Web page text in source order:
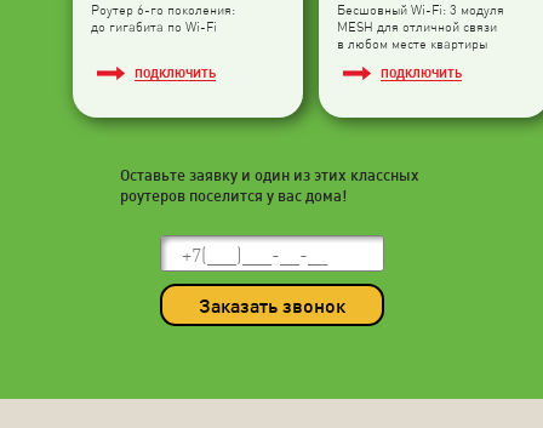
Роутер 6-го поколения:
до гигабита по Wi-Fi
ПОДКЛЮЧИТЬ
Бесшовный Wi-Fi: 3 модуля
МESH для отличной связи
в любом месте квартиры
ПОДКЛЮЧИТЬ
Оставьте заявку и один из этих классных
роутеров поселится у вас дома!
Заказать звонок